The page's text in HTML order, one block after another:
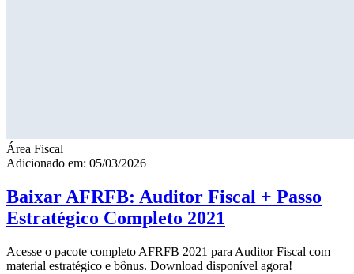
Área Fiscal
Adicionado em: 05/03/2026
Baixar AFRFB: Auditor Fiscal + Passo
Estratégico Completo 2021
Acesse o pacote completo AFRFB 2021 para Auditor Fiscal com
material estratégico e bônus. Download disponível agora!